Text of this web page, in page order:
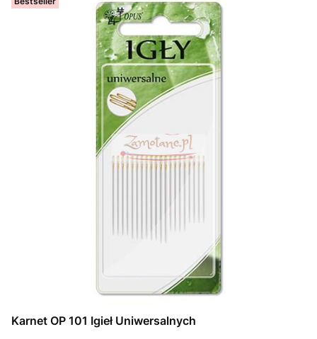
Karnet OP 101 Igieł Uniwersalnych